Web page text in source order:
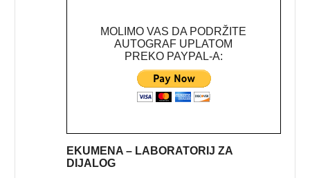
MOLIMO VAS DA PODRŽITE
AUTOGRAF UPLATOM
PREKO PAYPAL-A:
EKUMENA – LABORATORIJ ZA
DIJALOG